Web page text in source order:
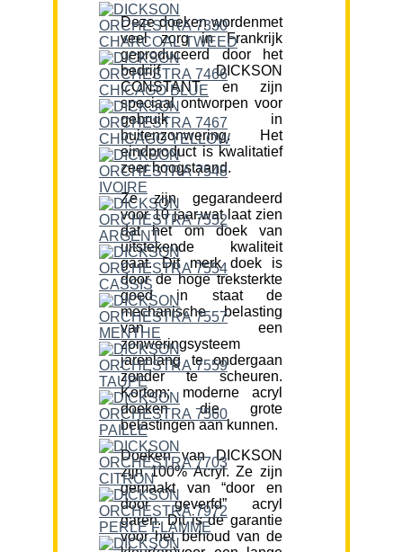
Deze doeken wordenmet
veel zorg in Frankrijk
geproduceerd door het
bedrijf DICKSON
CONSTANT en zijn
speciaal ontworpen voor
gebruik in
buitenzonwering. Het
eindproduct is kwalitatief
zeer hoogstaand.
Ze zijn gegarandeerd
voor 10 jaar,wat laat zien
dat het om doek van
uitstekende kwaliteit
gaat. Dit merk doek is
door de hoge treksterkte
goed in staat de
mechanische belasting
van een
zonweringsysteem
jarenlang te ondergaan
zonder te scheuren.
Kortom; moderne acryl
doeken die grote
belastingen aan kunnen.
Doeken van DICKSON
zijn 100% Acryl. Ze zijn
gemaakt van “door en
door geverfd” acryl
garen. Dit is de garantie
voor het behoud van de